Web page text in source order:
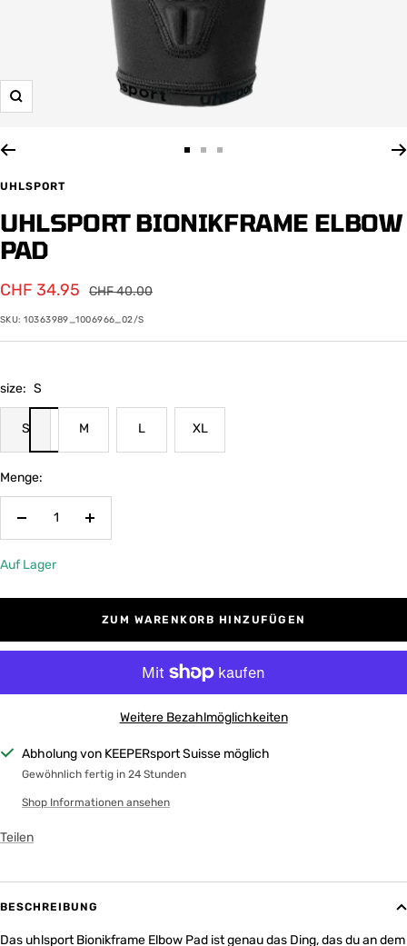
Zoom
gehen
gehen
gehen
UHLSPORT
UHLSPORT BIONIKFRAME ELBOW
PAD
Angebotspreis
CHF 34.95
Regulärer
CHF 40.00
SKU:10363989_1006966_02/S
size: S
S M L XL
Menge:
Menge
Menge
Auf Lager
ZUM WARENKORB HINZUFÜGEN
Weitere Bezahlmöglichkeiten
Abholung von KEEPERsport Suisse möglich
Gewöhnlich fertig in 24 Stunden
Shop Informationen ansehen
Teilen
BESCHREIBUNG
Das uhlsport Bionikframe Elbow Pad ist genau das Ding, das du an dem